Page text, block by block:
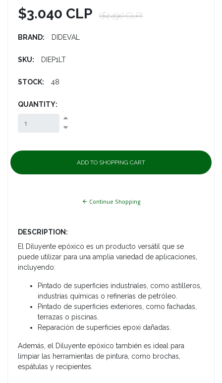
$3.040 CLP ($4.490 CLP)
BRAND: DIDEVAL
SKU: DIEP1LT
STOCK: 48
QUANTITY:
Continue Shopping
DESCRIPTION:
El Diluyente epóxico es un producto versátil que se
puede utilizar para una amplia variedad de aplicaciones,
incluyendo:
Pintado de superficies industriales, como astilleros,
industrias químicas o refinerías de petróleo.
Pintado de superficies exteriores, como fachadas,
terrazas o piscinas.
Reparación de superficies epoxi dañadas.
Además, el Diluyente epóxico también es ideal para
limpiar las herramientas de pintura, como brochas,
espátulas y recipientes.